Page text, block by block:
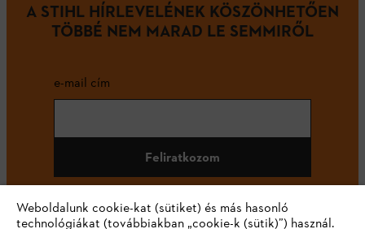
A STIHL HÍRLEVELÉNEK KÖSZÖNHETŐEN
TÖBBÉ NEM MARAD LE SEMMIRŐL
e-mail cím
Feliratkozom
Weboldalunk cookie-kat (sütiket) és más hasonló
technológiákat (továbbiakban „cookie-k (sütik)”) használ.